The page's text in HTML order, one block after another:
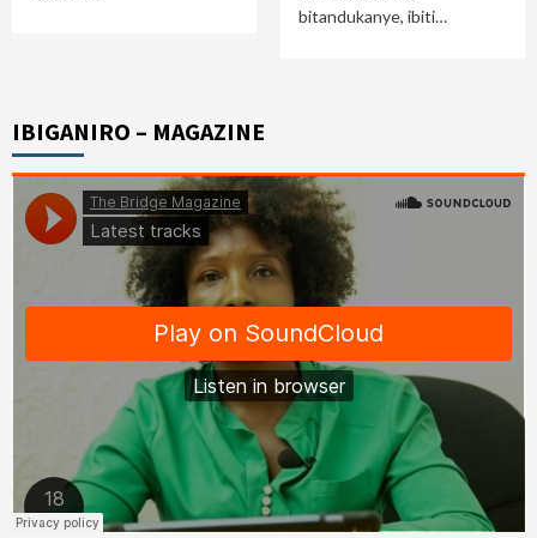
bitandukanye, ibiti…
IBIGANIRO – MAGAZINE